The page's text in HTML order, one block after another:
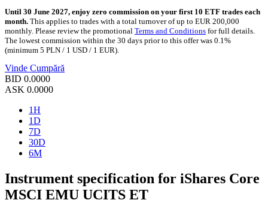
Until 30 June 2027, enjoy zero commission on your first 10 ETF trades each
month. This applies to trades with a total turnover of up to EUR 200,000
monthly. Please review the promotional Terms and Conditions for full details.
The lowest commission within the 30 days prior to this offer was 0.1%
(minimum 5 PLN / 1 USD / 1 EUR).
Vinde Cumpără
BID 0.0000
ASK 0.0000
1H
1D
7D
30D
6M
Instrument specification for iShares Core
MSCI EMU UCITS ET